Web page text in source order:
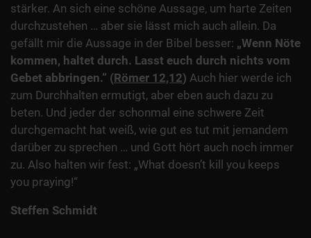
stärker. An sich eine schöne Aussage, um harte Zeiten
durchzustehen … aber sie lässt mich auch allein. Da
gefällt mir die Aussage in der Bibel besser: „Wenn Nöte
kommen, haltet durch. Lasst euch durch nichts vom
Gebet abbringen.“ (Römer 12,12) Auch hier werde ich
zum Durchhalten ermutigt, aber eben auch dazu zu
beten. Und jeder der schonmal eine schwere Zeit
durchgemacht hat weiß, wie gut es tut mit jemandem
darüber zu sprechen … und Gott hört auch noch immer
zu. Also halten wir fest: „What doesn’t kill you keeps
you praying!“
Steffen Schmidt